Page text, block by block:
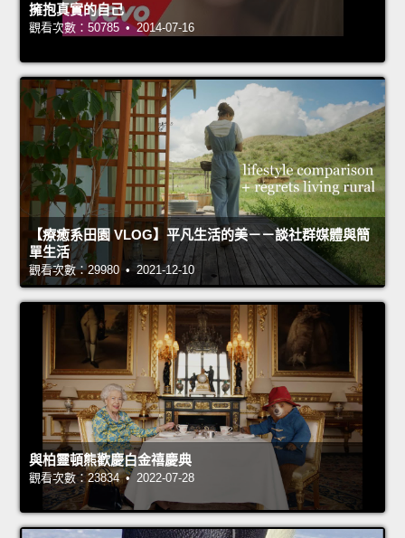
擁抱真實的自己
觀看次數：50785 • 2014-07-16
【療癒系田園 VLOG】平凡生活的美－－談社群媒體與簡
單生活
觀看次數：29980 • 2021-12-10
與柏靈頓熊歡慶白金禧慶典
觀看次數：23834 • 2022-07-28